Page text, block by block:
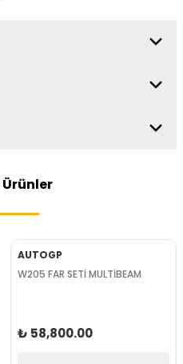
Ürünler
AUTOGP
W205 FAR SETİ MULTİBEAM
₺ 58,800.00